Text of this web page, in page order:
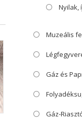
Nyilak,
Muzeális
Gáz és
Gáz-